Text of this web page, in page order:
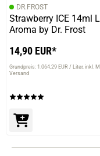
DR.FROST
Strawberry ICE 14ml
Aroma by Dr. Frost
14,90 EUR*
Grundpreis: 1.064,29 EUR / Liter inkl.
Versand